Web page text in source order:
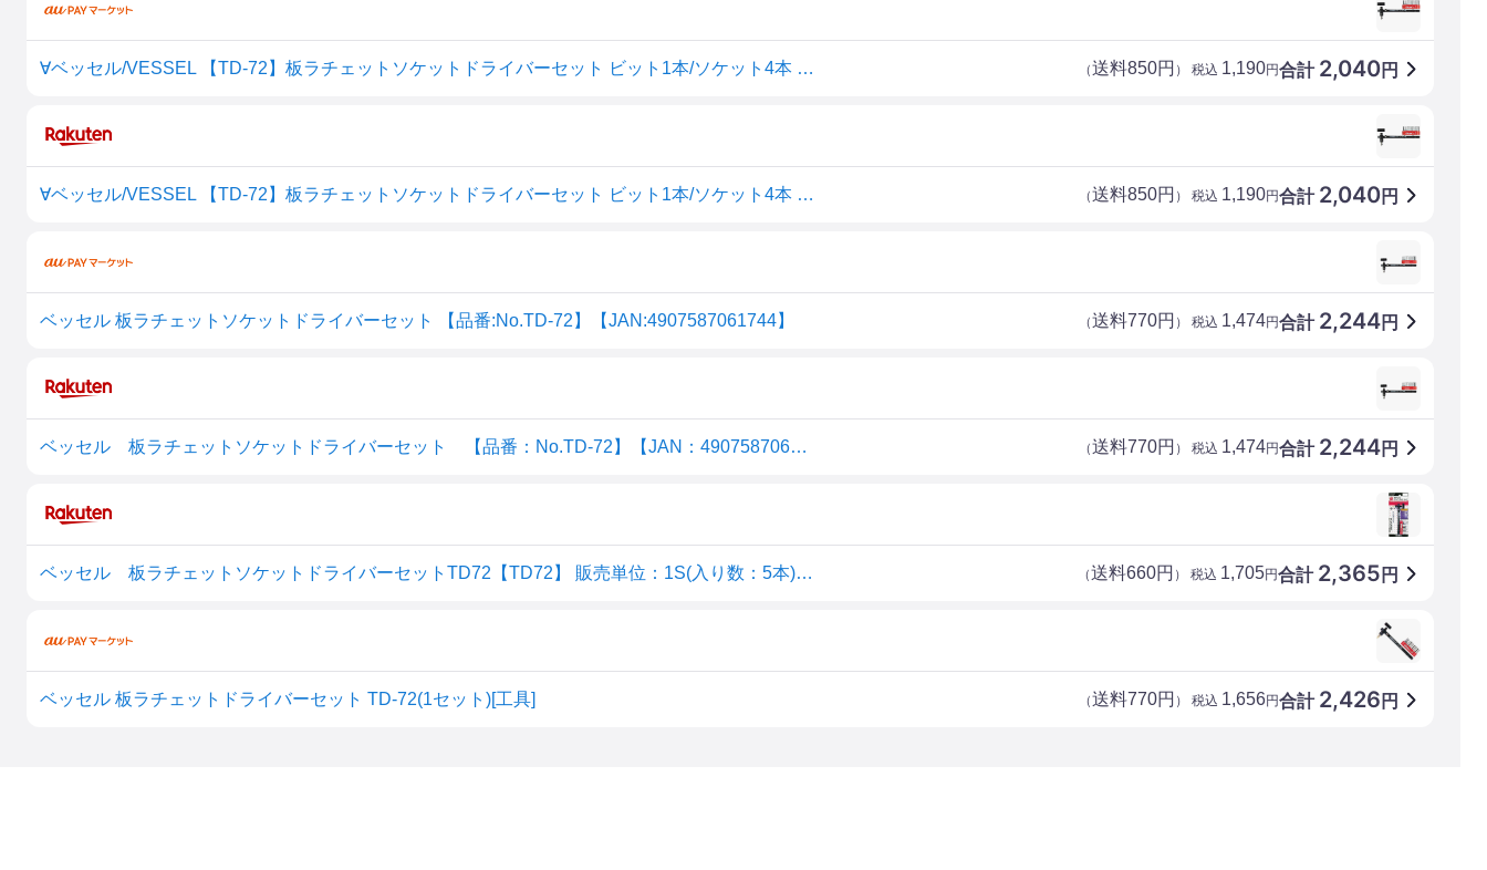
∀ベッセル/VESSEL 【TD-72】板ラチェットソケットドライバーセット ビット1本/ソケット4本 (49075870617 合計 2,040円
（送料850円 ） 税込 1,190円
∀ベッセル/VESSEL 【TD-72】板ラチェットソケットドライバーセット ビット1本/ソケット4本 (4907587061744) 合計 2,040円
（送料850円 ） 税込 1,190円
ベッセル 板ラチェットソケットドライバーセット 【品番:No.TD-72】【JAN:4907587061744】 合計 2,244円
（送料770円 ） 税込 1,474円
ベッセル 板ラチェットソケットドライバーセット 【品番：No.TD-72】【JAN：4907587061744】 合計 2,244円
（送料770円 ） 税込 1,474円
ベッセル 板ラチェットソケットドライバーセットTD72【TD72】 販売単位：1S(入り数：5本)JAN[4907587061744](ベッセル ラチェット式ドライバー) （株）ベッセル【05P03Dec16】 合計 2,365 円
（送料660円 ） 税込 1,705円
ベッセル 板ラチェットドライバーセット TD-72(1セット)[工具] 合計 2,426 円
（送料770円 ） 税込 1,656円